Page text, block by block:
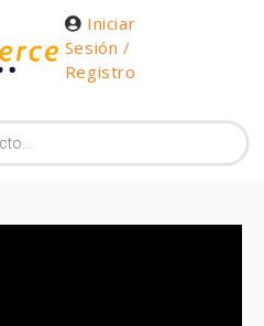
Iniciar
Sesión /
Registro